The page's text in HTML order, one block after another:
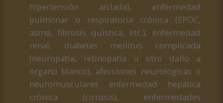
hipertensión aislada), enfermedad
pulmonar o respiratoria crónica (EPOC,
asma, fibrosis quística, etc.), enfermedad
renal, diabetes mellitus complicada
(neuropatía, retinopatía u otro daño a
órgano blanco), afecciones neurológicas o
neuromusculares enfermedad hepática
crónica (cirrosis), enfermedades